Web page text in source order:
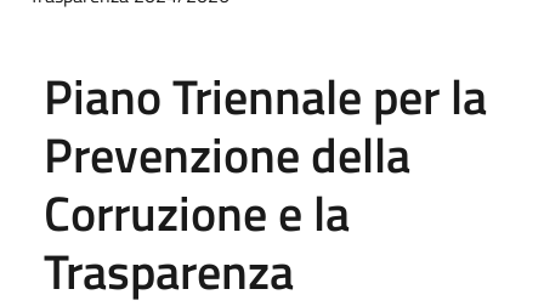
Piano Triennale per la
Prevenzione della
Corruzione e la
Trasparenza